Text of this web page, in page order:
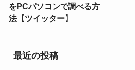
をPCパソコンで調べる方
法【ツイッター】
最近の投稿